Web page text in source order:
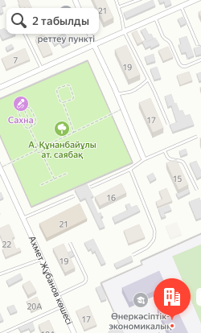
Яндекс Карты арқылы ашу
Карты арқылы ашу
2 табылды